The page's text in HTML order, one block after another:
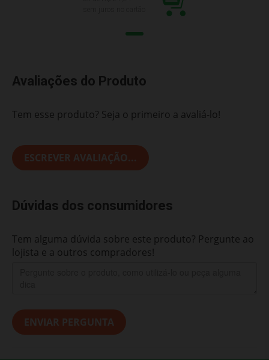
Avaliações do Produto
Tem esse produto? Seja o primeiro a avaliá-lo!
ESCREVER AVALIAÇÃO...
Dúvidas dos consumidores
Tem alguma dúvida sobre este produto? Pergunte ao
lojista e a outros compradores!
ENVIAR PERGUNTA